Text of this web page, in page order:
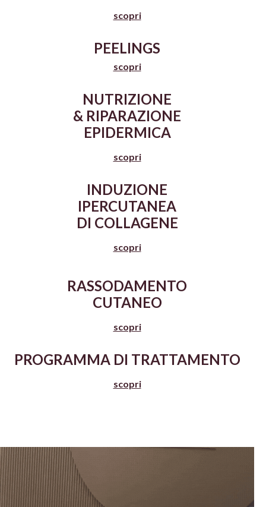
scopri
PEELINGS
scopri
NUTRIZIONE
& RIPARAZIONE
EPIDERMICA
scopri
INDUZIONE
IPERCUTANEA
DI COLLAGENE
scopri
RASSODAMENTO
CUTANEO
scopri
PROGRAMMA DI TRATTAMENTO
scopri